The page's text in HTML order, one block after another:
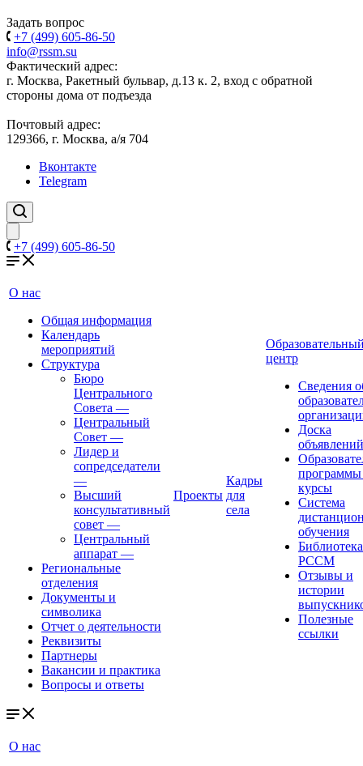
Задать вопрос
+7 (499) 605-86-50
info@rssm.su
Фактический адрес:
г. Москва, Ракетный бульвар, д.13 к. 2, вход с обратной
стороны дома от подъезда
Почтовый адрес:
129366, г. Москва, а/я 704
Вконтакте
Telegram
+7 (499) 605-86-50
О нас
Общая информация
Календарь
мероприятий
Структура
Бюро
Центрального
Совета —
Центральный
Совет —
Лидер и
сопредседатели
—
Высший
консультативный
совет —
Центральный
аппарат —
Региональные
отделения
Документы и
символика
Отчет о деятельности
Реквизиты
Партнеры
Вакансии и практика
Вопросы и ответы
Проекты
Кадры
для
села
центр
Сведения
Доска
объявлений
курсы
Система
обучения
Библиотека
РССМ
Отзывы и
истории
Полезные
ссылки
О нас